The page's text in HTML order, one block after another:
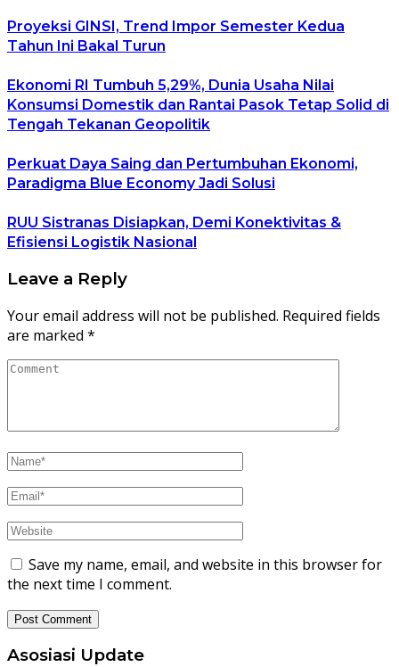
Proyeksi GINSI, Trend Impor Semester Kedua
Tahun Ini Bakal Turun
Ekonomi RI Tumbuh 5,29%, Dunia Usaha Nilai
Konsumsi Domestik dan Rantai Pasok Tetap Solid di
Tengah Tekanan Geopolitik
Perkuat Daya Saing dan Pertumbuhan Ekonomi,
Paradigma Blue Economy Jadi Solusi
RUU Sistranas Disiapkan, Demi Konektivitas &
Efisiensi Logistik Nasional
Leave a Reply
Your email address will not be published. Required fields
are marked *
Save my name, email, and website in this browser for
the next time I comment.
Asosiasi Update